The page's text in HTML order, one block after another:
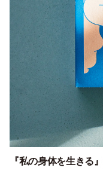
『私の身体を生きる』